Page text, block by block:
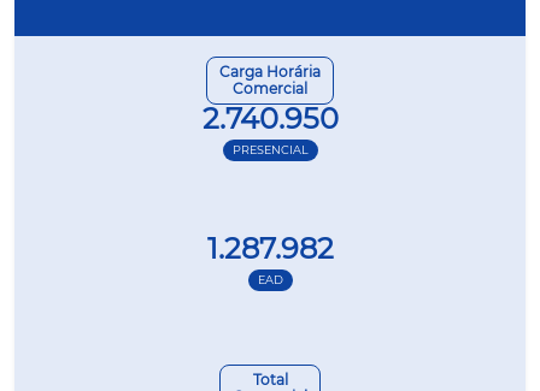
Carga Horária
Comercial
2.740.950
PRESENCIAL
1.287.982
EAD
Total